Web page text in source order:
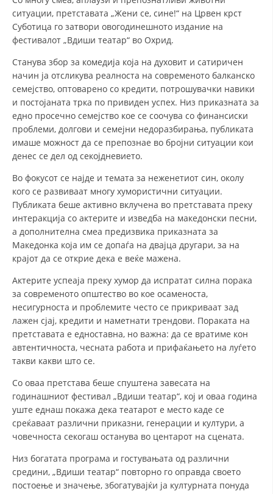
ЗАКОН ЗА ЦКРМ
ОРГАНИЗАЦИЈА И РАЗВОЈ
СОБРАНИЕ
ДИСЕМИНАЦИЈА
MЕЃУНАРОДНО ХУМАНИТАРНО ПРАВО
ПРОМОЦИЈА НА ХУМАНИ ВРЕДНОСТИ
УПОТРЕБА И ЗАШТИТА НА АМБЛЕМОТ
СОЦИЈАЛНО ХУМАНИТАРНА ДЕЈНОСТ
КАКО ДА ДОНИРАТЕ
ТИМОВИ НА ООЦК ОХРИД
ОДНОСИ СО ЈАВНОСТ
МЕЃУНАРОДНА СОРАБОТКА
ситуации, претставата „Жени се, сине!“ на Црвен крст
Суботица го затвори овогодинешното издание на
фестивалот „Вдиши театар“ во Охрид.
Станува збор за комедија која на духовит и сатиричен
начин ја отсликува реалноста на современото балканско
семејство, оптоварено со кредити, потрошувачки навики
и постојаната трка по привиден успех. Низ приказната за
едно просечно семејство кое се соочува со финансиски
проблеми, долгови и семејни недоразбирања, публиката
имаше можност да се препознае во бројни ситуации кои
денес се дел од секојдневието.
Во фокусот се најде и темата за неженетиот син, околу
кого се развиваат многу хумористични ситуации.
Публиката беше активно вклучена во претставата преку
интеракција со актерите и изведба на македонски песни,
а дополнителна смеа предизвика приказната за
Македонка која им се допаѓа на двајца другари, за на
крајот да се открие дека е веќе мажена.
Актерите успеаја преку хумор да испратат силна порака
за современото општество во кое осаменоста,
несигурноста и проблемите често се прикриваат зад
лажен сјај, кредити и наметнати трендови. Пораката на
претставата е едноставна, но важна: да се вратиме кон
автентичноста, чесната работа и прифаќањето на луѓето
такви какви што се.
Со оваа претстава беше спуштена завесата на
годинашниот фестивал „Вдиши театар“, кој и оваа година
уште еднаш покажа дека театарот е место каде се
среќаваат различни приказни, генерации и култури, а
човечноста секогаш останува во центарот на сцената.
Низ богатата програма и гостувањата од различни
средини, „Вдиши театар“ повторно го оправда своето
постоење и значење, збогатувајќи ја културната понуда